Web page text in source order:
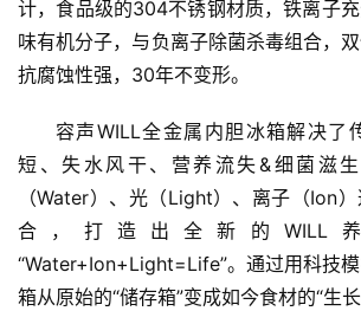
人
工
智
I
科
技
快
计，食品级的304不锈钢材质，铁离子
味有机分子，与负离子除菌杀毒组合，
抗腐蚀性强，30年不变形。
容声WILL全金属内胆冰箱解决了
短、失水风干、营养流失&细菌滋
（Water）、光（Light）、离子（Ion
合，打造出全新的WILL
“Water+Ion+Light=Life”。通过用科技
箱从原始的“储存箱”变成如今食材的“生长